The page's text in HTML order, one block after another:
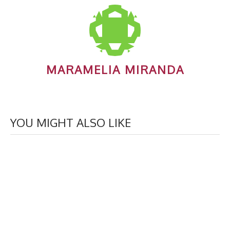
MARAMELIA MIRANDA
YOU MIGHT ALSO LIKE